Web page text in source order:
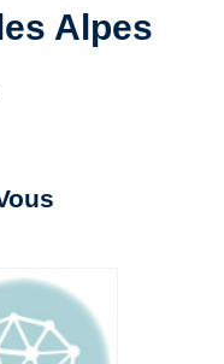
Alpes